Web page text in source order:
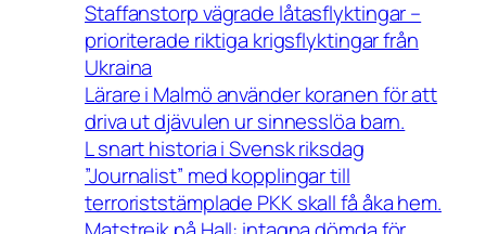
Staffanstorp vägrade låtasflyktingar –
prioriterade riktiga krigsflyktingar från
Ukraina
Lärare i Malmö använder koranen för att
driva ut djävulen ur sinnesslöa barn.
L snart historia i Svensk riksdag
”Journalist” med kopplingar till
terroriststämplade PKK skall få åka hem.